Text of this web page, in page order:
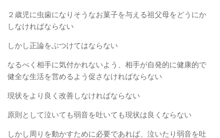
２歳児に虫歯になりそうなお菓子を与える祖父母をどうにか
しなければならない
しかし正論をぶつけてはならない
なるべく相手に気付かれないよう、相手が自発的に健康的で
健全な生活を営めるよう促さなければならない
現状をより良く改善しなければならない
原則として泣いても弱音を吐いても現状は良くならない
しかし周りを動かすために必要であれば、泣いたり弱音を吐